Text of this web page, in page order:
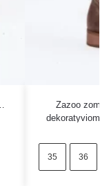
Zazoo
35 36